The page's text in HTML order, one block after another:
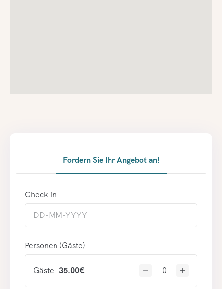
Fordern Sie Ihr Angebot an!
Check in
Personen (Gäste)
Gäste 35.00€